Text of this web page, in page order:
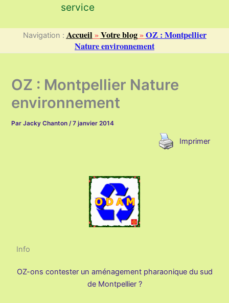
service
Navigation : Accueil »Votre blog»OZ : Montpellier
Nature environnement
OZ : Montpellier Nature
environnement
ParJacky Chanton/7 janvier 2014
Imprimer
Info
OZ-ons contester un aménagement pharaonique du sud
de Montpellier ?